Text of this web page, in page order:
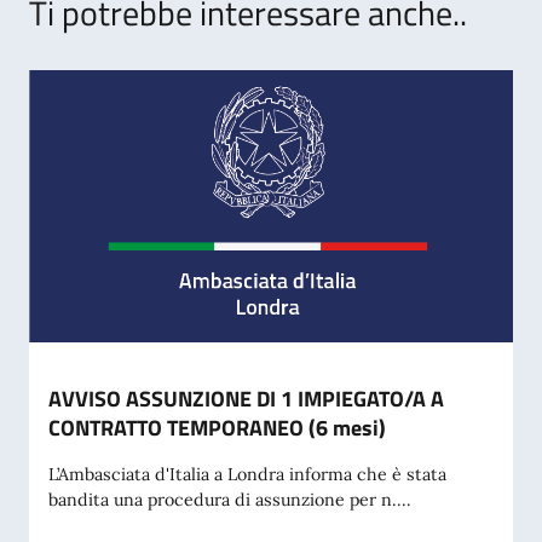
Ti potrebbe interessare anche..
AVVISO ASSUNZIONE DI 1 IMPIEGATO/A A
CONTRATTO TEMPORANEO (6 mesi)
L’Ambasciata d'Italia a Londra informa che è stata
bandita una procedura di assunzione per n....